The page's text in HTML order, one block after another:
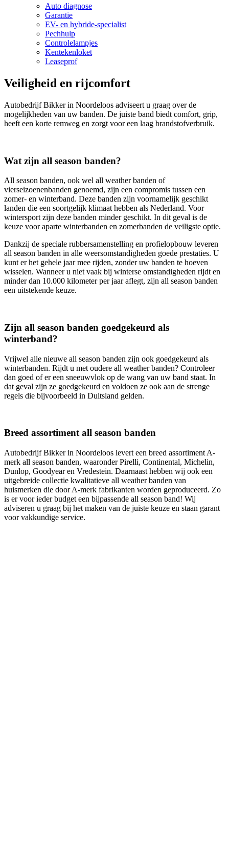
Auto diagnose
Garantie
EV- en hybride-specialist
Pechhulp
Controlelampjes
Kentekenloket
Leaseprof
Veiligheid en rijcomfort
Autobedrijf Bikker in Noordeloos adviseert u graag over de
mogelijkheden van uw banden. De juiste band biedt comfort, grip,
heeft een korte remweg en zorgt voor een laag brandstofverbruik.
Wat zijn all season banden?
All season banden, ook wel all weather banden of
vierseizoenenbanden genoemd, zijn een compromis tussen een
zomer- en winterband. Deze banden zijn voornamelijk geschikt
landen die een soortgelijk klimaat hebben als Nederland. Voor
wintersport zijn deze banden minder geschikt. In dit geval is de
keuze voor aparte winterbanden en zomerbanden de veiligste optie.
Dankzij de speciale rubbersamenstelling en profielopbouw leveren
all season banden in alle weersomstandigheden goede prestaties. U
kunt er het gehele jaar mee rijden, zonder uw banden te hoeven
wisselen. Wanneer u niet vaak bij winterse omstandigheden rijdt en
minder dan 10.000 kilometer per jaar aflegt, zijn all season banden
een uitstekende keuze.
Zijn all season banden goedgekeurd als
winterband?
Vrijwel alle nieuwe all season banden zijn ook goedgekeurd als
winterbanden. Rijdt u met oudere all weather banden? Controleer
dan goed of er een sneeuwvlok op de wang van uw band staat. In
dat geval zijn ze goedgekeurd en voldoen ze ook aan de strenge
regels die bijvoorbeeld in Duitsland gelden.
Breed assortiment all season banden
Autobedrijf Bikker in Noordeloos levert een breed assortiment A-
merk all season banden, waaronder Pirelli, Continental, Michelin,
Dunlop, Goodyear en Vredestein. Daarnaast hebben wij ook een
uitgebreide collectie kwalitatieve all weather banden van
huismerken die door A-merk fabrikanten worden geproduceerd. Zo
is er voor ieder budget een bijpassende all season band! Wij
adviseren u graag bij het maken van de juiste keuze en staan garant
voor vakkundige service.